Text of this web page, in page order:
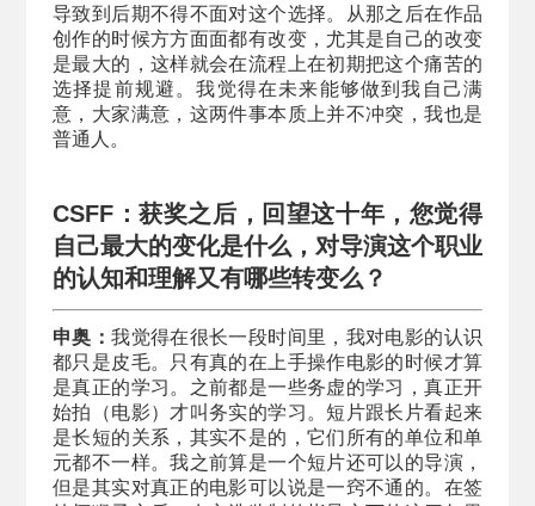
导致到后期不得不面对这个选择。从那之后在作品
创作的时候方方面面都有改变，尤其是自己的改变
是最大的，这样就会在流程上在初期把这个痛苦的
选择提前规避。我觉得在未来能够做到我自己满
意，大家满意，这两件事本质上并不冲突，我也是
普通人。
CSFF：获奖之后，回望这十年，您觉得
自己最大的变化是什么，对导演这个职业
的认知和理解又有哪些转变么？
申奥：我觉得在很长一段时间里，我对电影的认识
都只是皮毛。只有真的在上手操作电影的时候才算
是真正的学习。之前都是一些务虚的学习，真正开
始拍（电影）才叫务实的学习。短片跟长片看起来
是长短的关系，其实不是的，它们所有的单位和单
元都不一样。我之前算是一个短片还可以的导演，
但是其实对真正的电影可以说是一窍不通的。在签